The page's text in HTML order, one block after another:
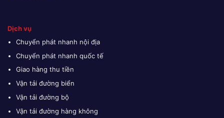
Dịch vụ
Chuyển phát nhanh nội địa
Chuyển phát nhanh quốc tế
Giao hàng thu tiền
Vận tải đường biển
Vận tải đường bộ
Vận tải đường hàng không